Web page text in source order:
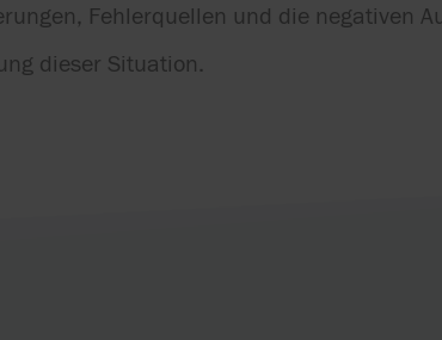
Fehlerquellen und die negativen
dieser Situation.